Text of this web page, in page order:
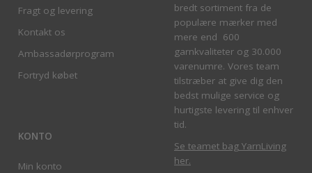
Fragt og levering
Kontakt os
Ambassadørprogram
Fortryd købet
KONTO
Min konto
bredt sortiment fra de
populære mærker med
mere end 600
garnkvaliteter og 30.000
varenumre. Vores team
tilstræber at give dig den
bedst mulige service og
hurtigste levering til enhver
tid.
Se teamet bag YarnLiving
her.